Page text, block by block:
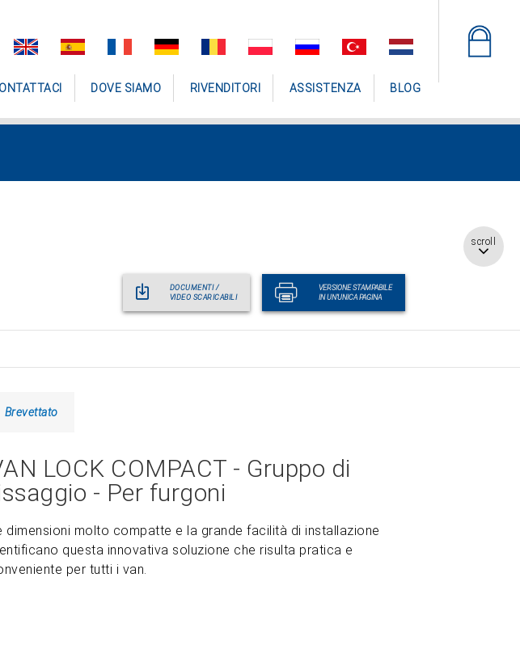
scroll
DOVE SIAMO RIVENDITORI ASSISTENZA BLOG
DOCUMENTI /
VIDEO SCARICABILI
VERSIONE STAMPABILE
IN UN'UNICA PAGINA
Brevettato
LOCK COMPACT - Gruppo di
- Per furgoni
dimensioni molto compatte e la grande facilità di installazione
questa innovativa soluzione che risulta pratica e
per tutti i van.